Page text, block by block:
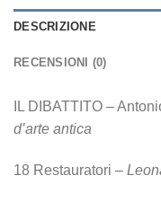
DESCRIZIONE
RECENSIONI (0)
IL DIBATTITO –
d’arte antica
18 Restauratori –